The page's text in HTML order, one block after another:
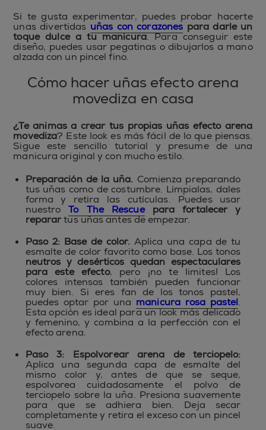
Si te gusta experimentar, puedes probar hacerte
unas divertidas uñas con corazones para darle un
toque dulce a tu manicura. Para conseguir este
diseño, puedes usar pegatinas o dibujarlos a mano
alzada con un pincel fino.
Cómo hacer uñas efecto arena
movediza en casa
¿Te animas a crear tus propias uñas efecto arena
movediza? Este look es más fácil de lo que piensas.
Sigue este sencillo tutorial y presume de una
manicura original y con mucho estilo.
Preparación de la uña. Comienza preparando
tus uñas como de costumbre. Límpialas, dales
forma y retira las cutículas. Puedes usar
nuestroTo The Rescuepara fortalecer y
reparartus uñas antes de empezar.
Paso 2: Base de color. Aplica una capa de tu
esmalte de color favorito como base. Los tonos
neutros y desérticos quedan espectaculares
para este efecto, pero ¡no te limites! Los
colores intensos también pueden funcionar
muy bien. Si eres fan de los tonos pastel,
puedes optar por una manicura rosa pastel.
Esta opción es ideal para un look más delicado
y femenino, y combina a la perfección con el
efecto arena.
Paso 3: Espolvorear arena de terciopelo:
Aplica una segunda capa de esmalte del
mismo color y, antes de que se seque,
espolvorea cuidadosamente el polvo de
terciopelo sobre la uña. Presiona suavemente
para que se adhiera bien. Deja secar
completamente y retira el exceso con un pincel
suave.